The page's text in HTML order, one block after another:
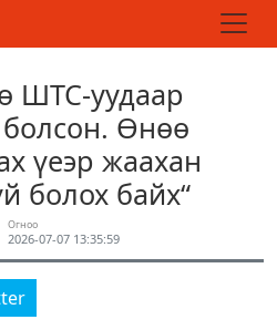
ШТС-уудаар
Өнөө
үеэр жаахан
болох байх“
Огноо
2026-07-07 13:35:59